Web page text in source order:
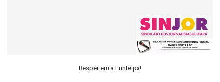
Respeitem a Funtelpa!